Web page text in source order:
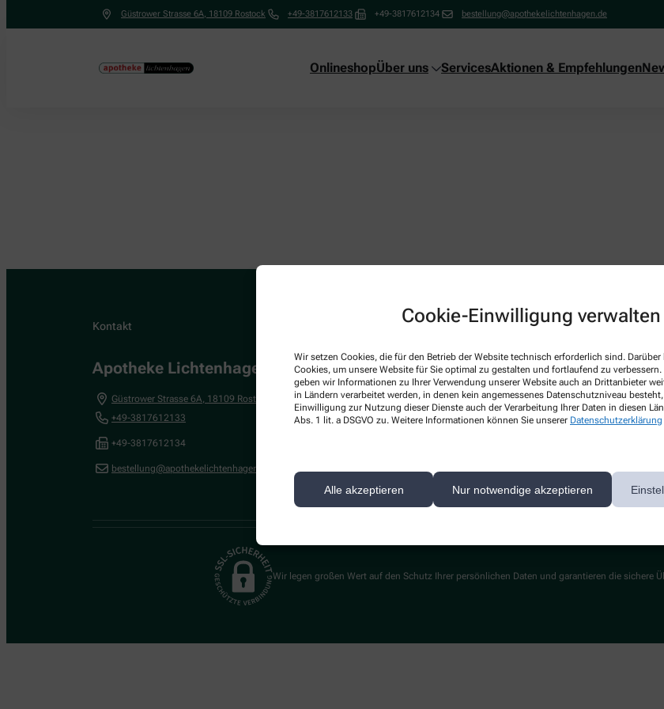
Cookie-Einwilligung verwalten
Wir setzen Cookies, die für den Betrieb der Website technisch erforderlich sind.
Cookies, um unsere Website für Sie optimal zu gestalten und fortlaufend zu
geben wir Informationen zu Ihrer Verwendung unserer Website auch an Drittanbieter
in Ländern verarbeitet werden, in denen kein angemessenes Datenschutzniveau
Einwilligung zur Nutzung dieser Dienste auch der Verarbeitung Ihrer Daten in diesen
Abs. 1 lit. a DSGVO zu. Weitere Informationen können Sie unserer Datenschutzerklärung
Alle akzeptieren Nur notwendige akzeptieren
Güstrower Strasse 6A, 18109 Rostock +49-3817612133 +49-3817612134 bestellung@apothekelichtenhagen.de
OnlineshopÜber uns ServicesAktionen & Empfehlungen
Kontakt
Apotheke Lichtenhagen
Güstrower Strasse 6A, 18109 Rostock
+49-3817612133
+49-3817612134
bestellung@apothekelichtenhagen.de
Abholautomat
Unsere Kommissionierautomat
Rezepturen
Ärzte in unsere Umgebung
Pflegehilfsmittel
Wir legen großen Wert auf den Schutz Ihrer persönlichen Daten und garantieren die sichere